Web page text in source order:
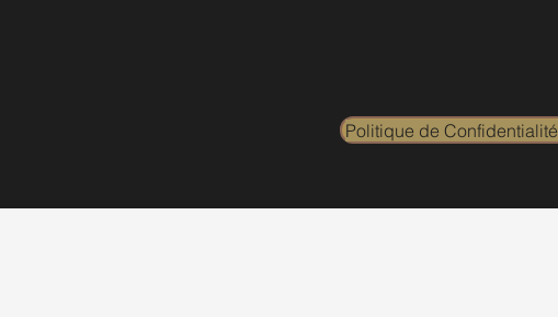
Politique de Confidentialité